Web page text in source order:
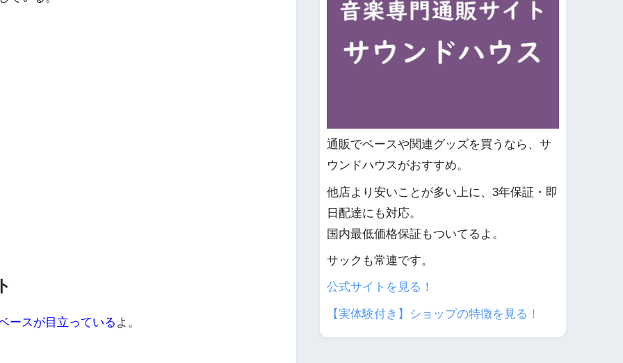
ースが目立っている よ。
通販でベースや関連グッズを買うなら、サ
ウンドハウスがおすすめ。
他店より安いことが多い上に、3年保証・即
日配達にも対応。
国内最低価格保証もついてるよ。
サックも常連です。
公式サイトを見る！
【実体験付き】ショップの特徴を見る！